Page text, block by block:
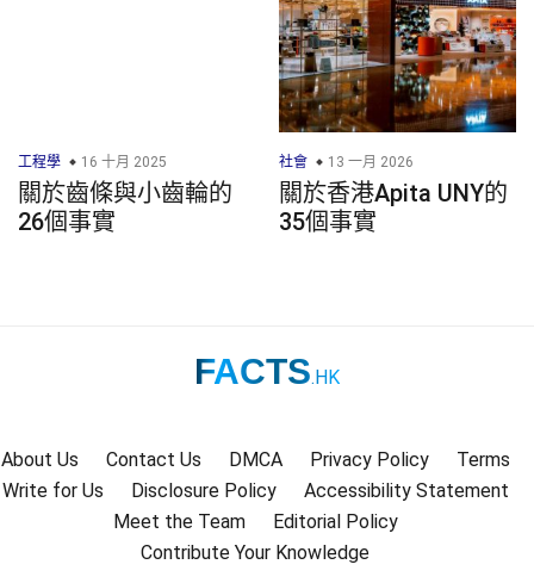
工程學 16 十月 2025
關於齒條與小齒輪的
26個事實
社會 13 一月 2026
關於香港Apita UNY的
35個事實
FACTS.HK
About Us Contact Us DMCA Privacy Policy
Terms
Write for Us
Disclosure Policy
Accessibility Statement
Meet the Team
Editorial Policy
Contribute Your Knowledge